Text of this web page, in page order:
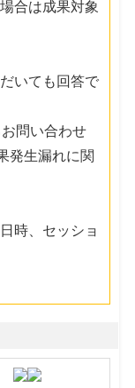
合は成果対象
いても回答で
問い合わせ
発生漏れに関
時、セッショ